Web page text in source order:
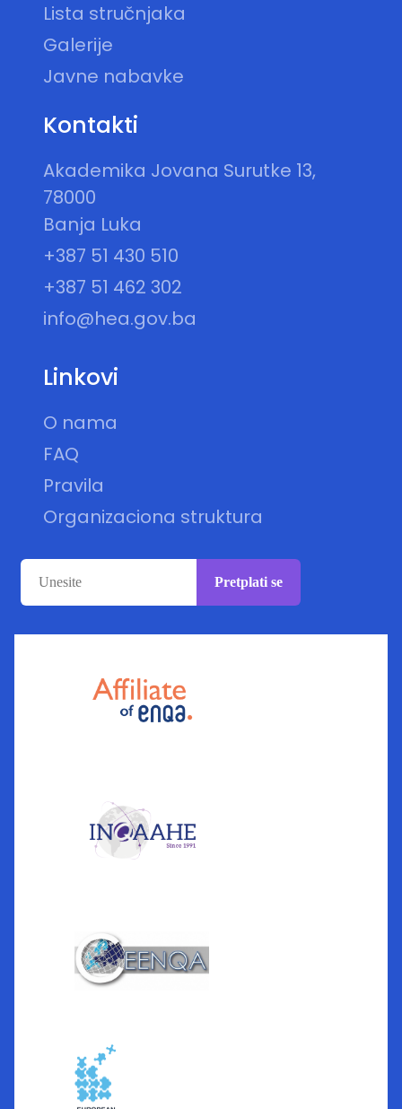
Lista stručnjaka
Galerije
Javne nabavke
Kontakti
Akademika Jovana Surutke 13,
78000
Banja Luka
+387 51 430 510
+387 51 462 302
info@hea.gov.ba
Linkovi
O nama
FAQ
Pravila
Organizaciona struktura
Pretplati se